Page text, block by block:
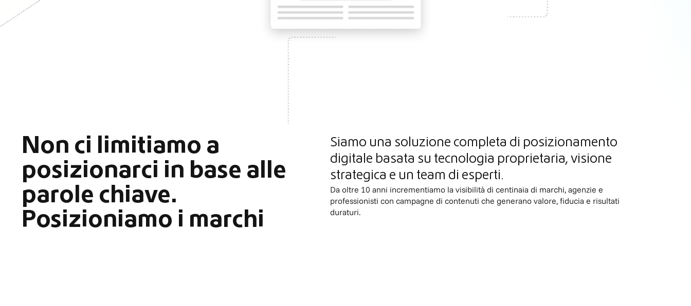
Non ci limitiamo a
posizionarci in base alle
parole chiave.
Posizioniamo i marchi
Siamo una soluzione completa di posizionamento
digitale basata su tecnologia proprietaria, visione
strategica e un team di esperti.
Da oltre 10 anni incrementiamo la visibilità di centinaia di marchi, agenzie e
professionisti con campagne di contenuti che generano valore, fiducia e risultati
duraturi.